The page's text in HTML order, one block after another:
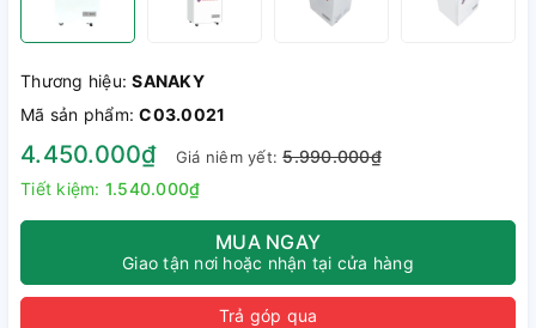
Thương hiệu:SANAKY
Mã sản phẩm:C03.0021
4.450.000₫ Giá niêm yết:5.990.000₫
Tiết kiệm: 1.540.000₫
MUA NGAY
Giao tận nơi hoặc nhận tại cửa hàng
Trả góp qua